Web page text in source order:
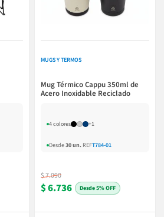
MUGS Y TERMOS
Mug Térmico Cappu 350ml de
Acero Inoxidable Reciclado
4 colores +1
Desde30 un. REFT784-01
$ 7.090
$ 6.736 5% OFF